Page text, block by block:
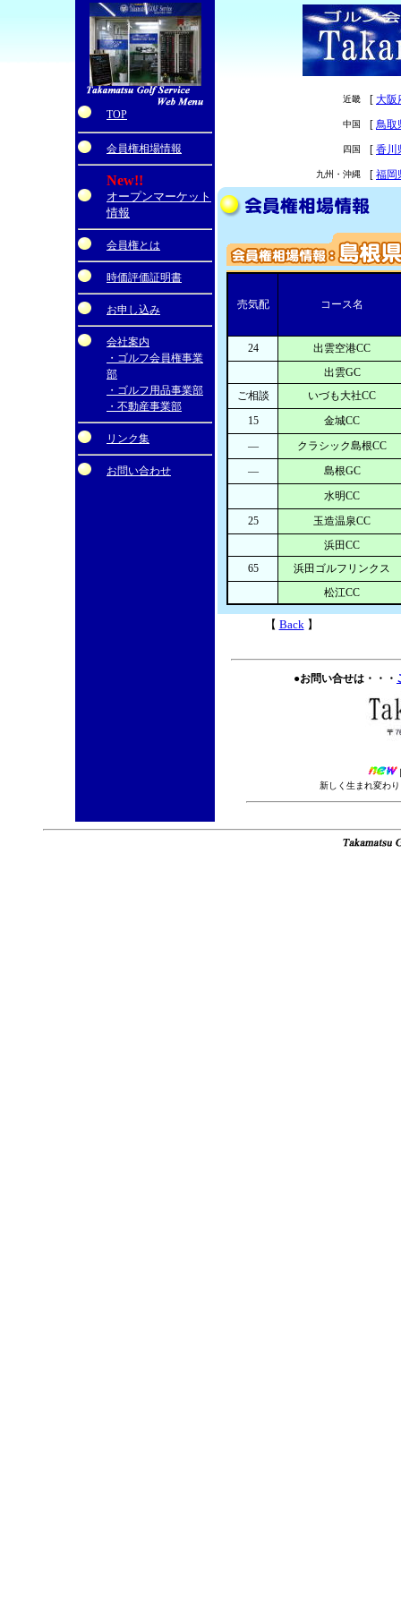
TOP
会員権相場情報
New!!
オープンマーケット
情報
会員権とは
時価評価証明書
お申し込み
会社案内
・ゴルフ会員権事業
部
・ゴルフ用品事業部
・不動産事業部
リンク集
お問い合わせ
近畿 [ 大阪
中国 [ 鳥取
四国 [ 香川
九州・沖縄 [ 福岡
売気配 コース名
24
出雲空港CC
出雲GC
ご相談
いづも大社CC
15
金城CC
―
クラシック島根CC
―
島根GC
水明CC
25
玉造温泉CC
浜田CC
65
浜田ゴルフリンクス
松江CC
【 Back】
●お問い合せは・・・
新しく生まれ変わ